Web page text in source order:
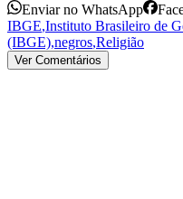
Enviar no WhatsApp
IBGE,Instituto Brasileiro de
(IBGE),negros,Religião
Ver Comentários